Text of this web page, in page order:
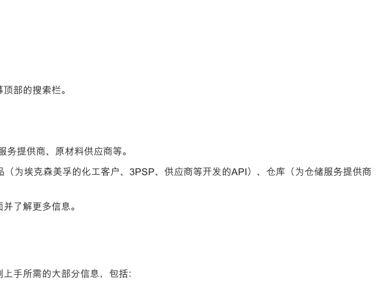
部的搜索栏。
务提供商、原材料供应商等。
（为埃克森美孚的化工客户、3PSP、供应商等开发的API）、仓库（为仓储服务提供商
了解更多信息。
手所需的大部分信息，包括：